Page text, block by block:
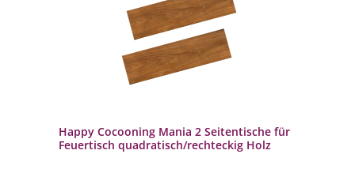
Happy Cocooning Mania 2 Seitentische für
Feuertisch quadratisch/rechteckig Holz